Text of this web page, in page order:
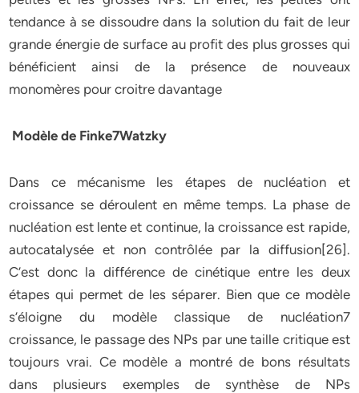
tendance à se dissoudre dans la solution du fait de leur
grande énergie de surface au profit des plus grosses qui
bénéficient ainsi de la présence de nouveaux
monomères pour croitre davantage
Modèle de Finke7Watzky
Dans ce mécanisme les étapes de nucléation et
croissance se déroulent en même temps. La phase de
nucléation est lente et continue, la croissance est rapide,
autocatalysée et non contrôlée par la diffusion[26].
C’est donc la différence de cinétique entre les deux
étapes qui permet de les séparer. Bien que ce modèle
s’éloigne du modèle classique de nucléation7
croissance, le passage des NPs par une taille critique est
toujours vrai. Ce modèle a montré de bons résultats
dans plusieurs exemples de synthèse de NPs